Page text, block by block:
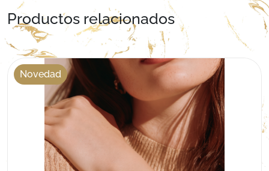
Productos relacionados
Novedad